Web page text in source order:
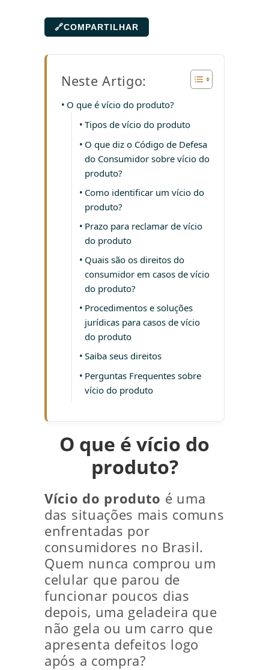
🔗COMPARTILHAR
Neste Artigo:
O que é vício do produto?
Tipos de vício do produto
O que diz o Código de Defesa
do Consumidor sobre vício do
produto?
Como identificar um vício do
produto?
Prazo para reclamar de vício
do produto
Quais são os direitos do
consumidor em casos de vício
do produto?
Procedimentos e soluções
jurídicas para casos de vício
do produto
Saiba seus direitos
Perguntas Frequentes sobre
vício do produto
O que é vício do
produto?
Vício do produto é uma
das situações mais comuns
enfrentadas por
consumidores no Brasil.
Quem nunca comprou um
celular que parou de
funcionar poucos dias
depois, uma geladeira que
não gela ou um carro que
apresenta defeitos logo
após a compra?